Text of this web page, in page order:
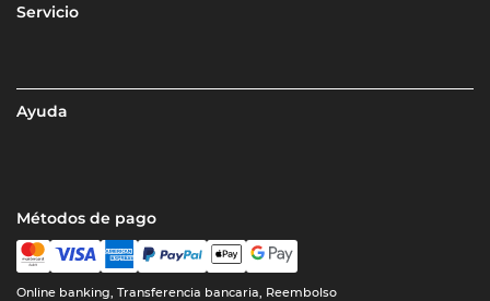
Servicio
Ayuda
Métodos de pago
Online banking, Transferencia bancaria, Reembolso